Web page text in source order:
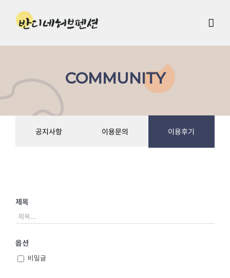
content
COMMUNITY
공지사항 이용문의 이용후기
제목
옵션
비밀글